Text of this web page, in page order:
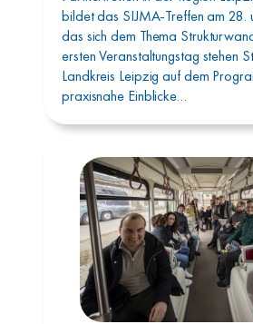
bildet das SIJMA-Treffen am 28.
das sich dem Thema
ersten Veranstaltungstag stehen
Landkreis Leipzig auf dem
praxisnahe Einblicke…